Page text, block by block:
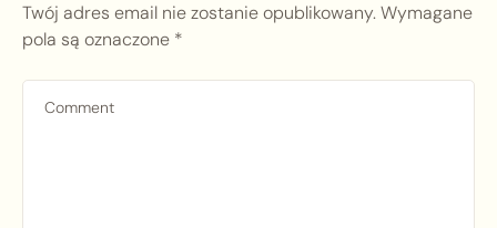
Twój adres email nie zostanie opublikowany.Wymagane
pola są oznaczone *